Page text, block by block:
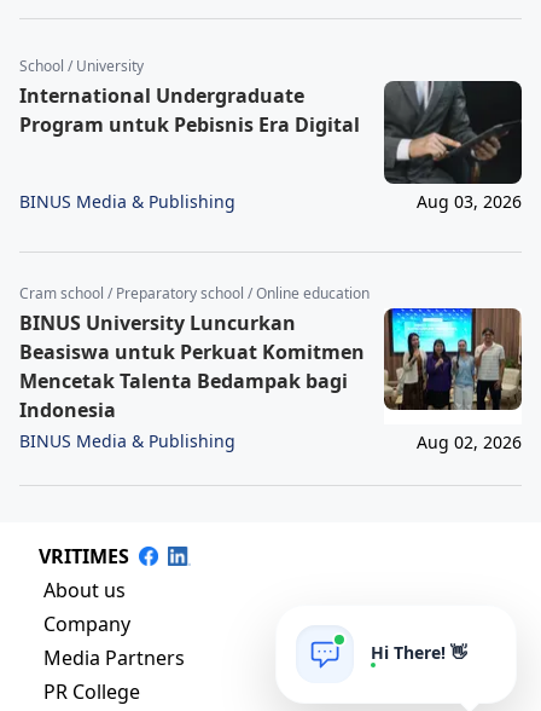
School / University
International Undergraduate
Program untuk Pebisnis Era Digital
BINUS Media & Publishing Aug 03, 2026
Cram school / Preparatory school / Online education
BINUS University Luncurkan
Beasiswa untuk Perkuat Komitmen
Mencetak Talenta Bedampak bagi
Indonesia
BINUS Media & Publishing Aug 02, 2026
VRITIMES
About us
Company
Media Partners
PR College
Hi There! 👋